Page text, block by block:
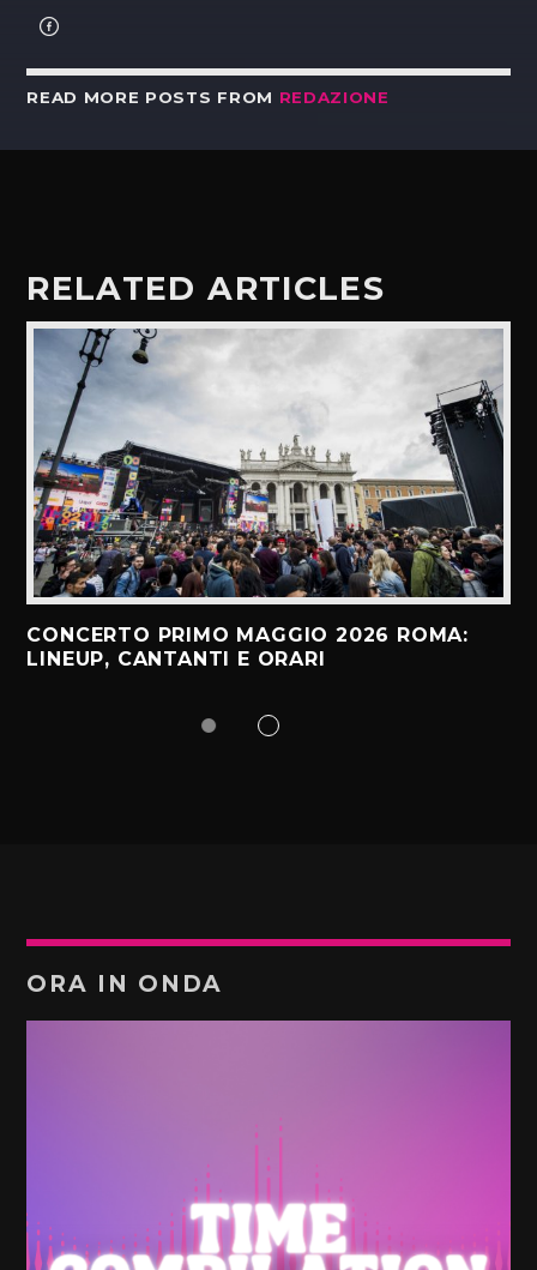
READ MORE POSTS FROM REDAZIONE
RELATED ARTICLES
CONCERTO PRIMO MAGGIO 2026 ROMA:
LINEUP, CANTANTI E ORARI
ORA IN ONDA